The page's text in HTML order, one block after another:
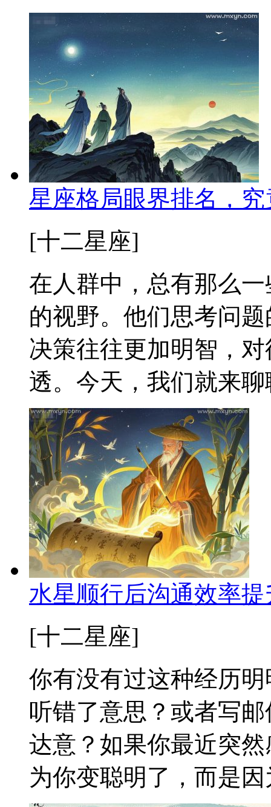
星座格局眼界排名，
[十二星座]
在人群中，总有那么
的视野。他们思考问
决策往往更加明智，
透。今天，我们就来
水星顺行后沟通效率
[十二星座]
你有没有过这种经历
听错了意思？或者写
达意？如果你最近突
为你变聪明了，而是